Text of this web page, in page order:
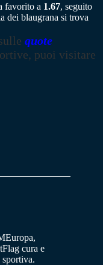
favorito a 1.67, seguito
dei blaugrana si trova
quote
puoi visitare
cura e